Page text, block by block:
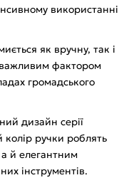
використанні
як вручну, так і
фактором
громадського
дизайн серії
ручки роблять
й елегантним
інструментів.